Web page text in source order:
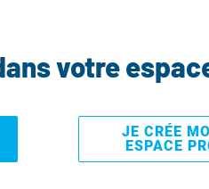
votre
JE CRÉE
ESPACE